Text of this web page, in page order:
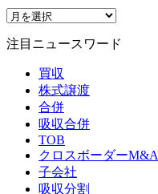
注目ニュースワード
買収
株式譲渡
合併
吸収合併
TOB
クロスボーダーM&A
子会社
吸収分割